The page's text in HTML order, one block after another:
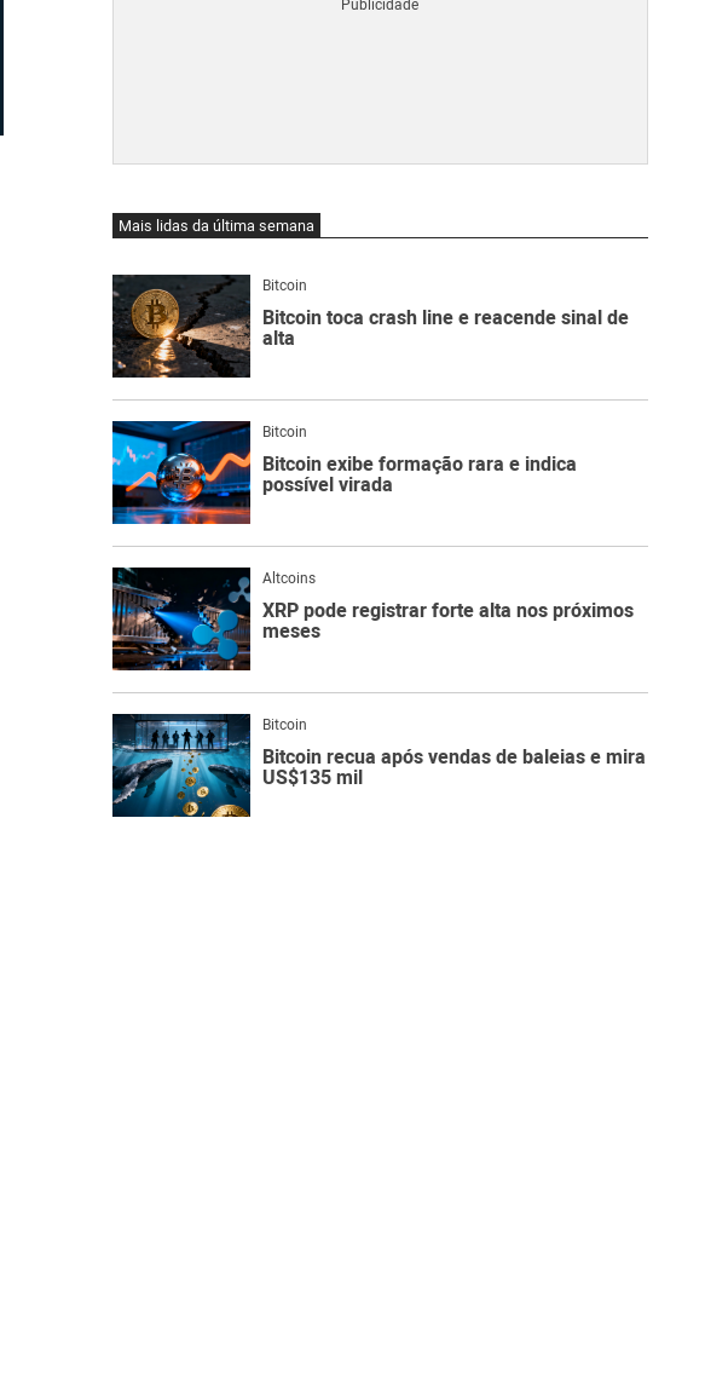
Mais lidas da última semana
Bitcoin
Bitcoin toca crash line e reacende sinal de
alta
Bitcoin
Bitcoin exibe formação rara e indica
possível virada
Altcoins
XRP pode registrar forte alta nos próximos
meses
Bitcoin
Bitcoin recua após vendas de baleias e mira
US$135 mil